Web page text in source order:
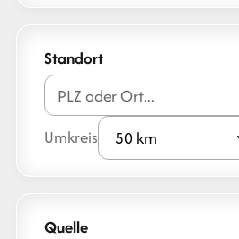
Standort
Umkreis
Quelle